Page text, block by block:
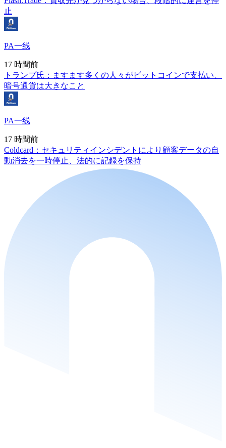
止
PA一线
17 時間前
トランプ氏：ますます多くの人々がビットコインで支払い、
暗号通貨は大きなこと
PA一线
17 時間前
Coldcard：セキュリティインシデントにより顧客データの自
動消去を一時停止、法的に記録を保持